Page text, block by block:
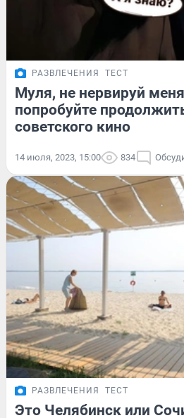
РАЗВЛЕЧЕНИЯ ТЕСТ
Муля, не нервируй
попробуйте
советского кино
14 июля, 2023, 15:00 834
РАЗВЛЕЧЕНИЯ ТЕСТ
Это Челябинск или